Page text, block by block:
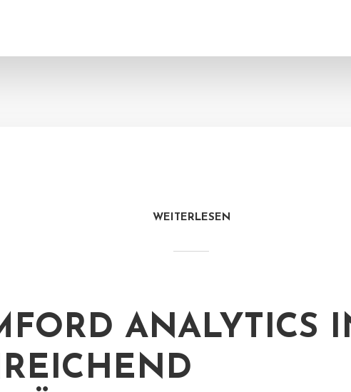
WEITERLESEN
ANALYTICS